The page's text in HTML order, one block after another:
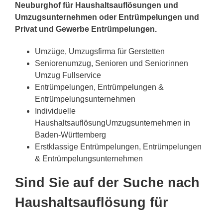
Neuburghof für Haushaltsauflösungen und
Umzugsunternehmen oder Entrümpelungen und
Privat und Gewerbe Entrümpelungen.
Umzüge, Umzugsfirma für Gerstetten
Seniorenumzug, Senioren und Seniorinnen
Umzug Fullservice
Entrümpelungen, Entrümpelungen &
Entrümpelungsunternehmen
Individuelle
HaushaltsauflösungUmzugsunternehmen in
Baden-Württemberg
Erstklassige Entrümpelungen, Entrümpelungen
& Entrümpelungsunternehmen
Sind Sie auf der Suche nach
Haushaltsauflösung für